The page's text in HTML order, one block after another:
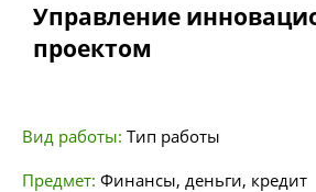
Управление
проектом
Вид работы: Тип работы
Предмет: Финансы, деньги, кредит